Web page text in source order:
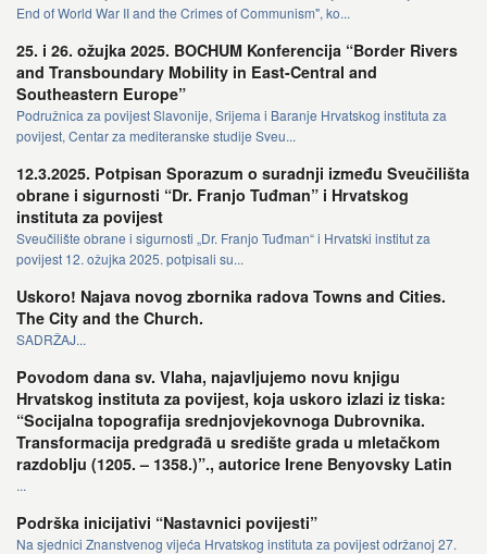
End of World War II and the Crimes of Communism", ko...
25. i 26. ožujka 2025. BOCHUM Konferencija “Border Rivers
and Transboundary Mobility in East-Central and
Southeastern Europe”
Podružnica za povijest Slavonije, Srijema i Baranje Hrvatskog instituta za
povijest, Centar za mediteranske studije Sveu...
12.3.2025. Potpisan Sporazum o suradnji između Sveučilišta
obrane i sigurnosti “Dr. Franjo Tuđman” i Hrvatskog
instituta za povijest
Sveučilište obrane i sigurnosti „Dr. Franjo Tuđman“ i Hrvatski institut za
povijest 12. ožujka 2025. potpisali su...
Uskoro! Najava novog zbornika radova Towns and Cities.
The City and the Church.
SADRŽAJ...
Povodom dana sv. Vlaha, najavljujemo novu knjigu
Hrvatskog instituta za povijest, koja uskoro izlazi iz tiska:
“Socijalna topografija srednjovjekovnoga Dubrovnika.
Transformacija predgrađā u središte grada u mletačkom
razdoblju (1205. – 1358.)”., autorice Irene Benyovsky Latin
...
Podrška inicijativi “Nastavnici povijesti”
Na sjednici Znanstvenog vijeća Hrvatskog instituta za povijest održanoj 27.